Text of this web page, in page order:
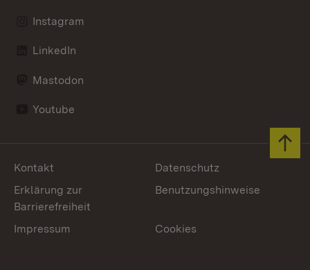
Instagram
LinkedIn
Mastodon
Youtube
Kontakt
Datenschutz
Erklärung zur
Barrierefreiheit
Benutzungshinweise
Impressum Cookies